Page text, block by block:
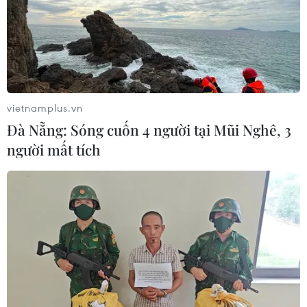
Đại biểu Quốc hội: Nếu không có cơ
chế bảo vệ sẽ khó khuyến khích đổi
mới sáng tạo thực tiễn
04/08/2026 11:01
Hàn Quốc lên kế hoạch phóng tàu
thăm dò không gian Trái Đất-Mặt
Trăng
Kiện toàn nhân sự Ban Chỉ đạo
Trung ương về phát triển khoa học,
công nghệ, đổi mới sáng tạo và
chuyển đổi số
04/08/2026 01:21
vietnamplus.vn
Đà Nẵng: Sóng cuốn 4 người tại Mũi Nghê, 3
người mất tích